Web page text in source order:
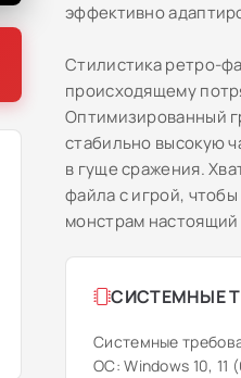
эффективно
Стилистика ретро-
происходящему
Оптимизированный
стабильно высокую
в гуще сражения.
файла с игрой,
монстрам настоящий
СИСТЕМНЫЕ
Системные
ОС: Windows 10, 11